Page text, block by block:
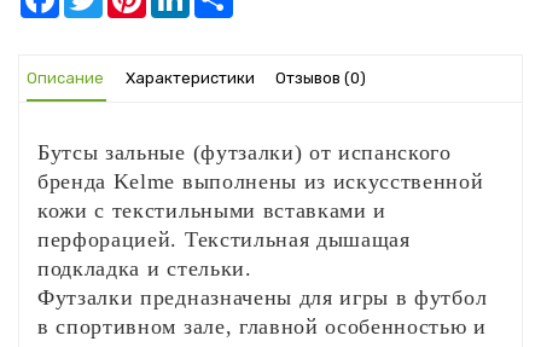
Описание Характеристики Отзывов (0)
Бутсы зальные (футзалки) от испанского
бренда Kelme выполнены из искусственной
кожи с текстильными вставками и
перфорацией. Текстильная дышащая
подкладка и стельки.
Футзалки предназначены для игры в футбол
в спортивном зале, главной особенностью и